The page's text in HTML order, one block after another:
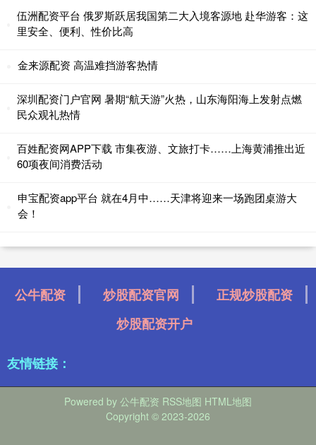
伍洲配资平台 俄罗斯跃居我国第二大入境客源地 赴华游客：这
里安全、便利、性价比高
金来源配资 高温难挡游客热情
深圳配资门户官网 暑期“航天游”火热，山东海阳海上发射点燃
民众观礼热情
百姓配资网APP下载 市集夜游、文旅打卡……上海黄浦推出近
60项夜间消费活动
申宝配资app平台 就在4月中……天津将迎来一场跑团桌游大
会！
公牛配资 炒股配资官网
正规炒股配资
炒股配资开户
友情链接：
Powered by 公牛配资 RSS地图 HTML地图
Copyright © 2023-2026